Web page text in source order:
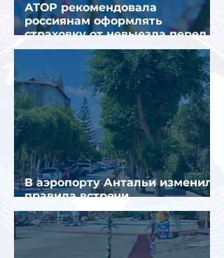
АТОР рекомендовала
россиянам оформлять
страховку от невыезда перед
поездкой в Грецию
В аэропорту Антальи изменили
правила встречи
организованных туристов